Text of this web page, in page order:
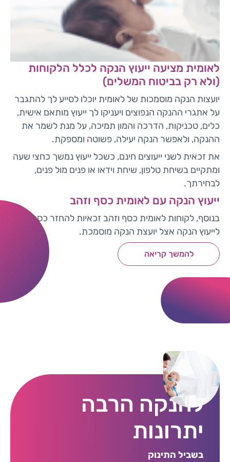
לאומית מציעה ייעוץ הנקה לכלל הלקוחות
(ולא רק בביטוח המשלים)
יועצות הנקה מוסמכות של לאומית יוכלו לסייע לך להתגבר
על אתגרי ההנקה הנפוצים ויעניקו לך ייעוץ מותאם אישית,
כלים, טכניקות, הדרכה והמון תמיכה, על מנת לשמר את
ההנקה, ולאפשר הנקה יעילה, פשוטה ומספקת.
את זכאית לשני ייעוצים חינם, כשכל ייעוץ נמשך כחצי שעה
ומתקיים בשיחת טלפון, שיחת וידאו או פנים מול פנים,
לבחירתך.
ייעוץ הנקה עם לאומית כסף וזהב
בנוסף, לקוחות לאומית כסף וזהב זכאיות להחזר כספי
לייעוץ הנקה אצל יועצת הנקה מוסמכת.
להמשך קריאה
להנקה הרבה
יתרונות
בשביל התינוק